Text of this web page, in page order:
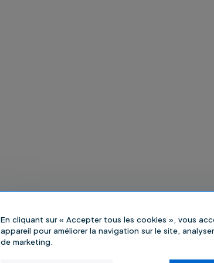
En cliquant sur « Accepter tous les cookies », vous
appareil pour améliorer la navigation sur le site,
de marketing.